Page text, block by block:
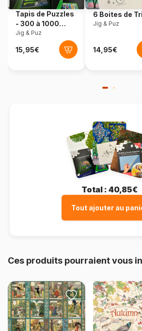
Dimensions 67 x 48 cm
Tapis de Puzzles
- 300 à 1000
pièces
Jig & Puz
6 Boites de Tri
Jig & Puz
Total : 40,85€
Tout ajouter au
Ces produits pourraient vous